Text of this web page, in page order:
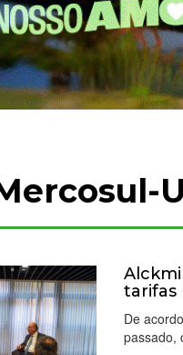
tarifas
De
passado,